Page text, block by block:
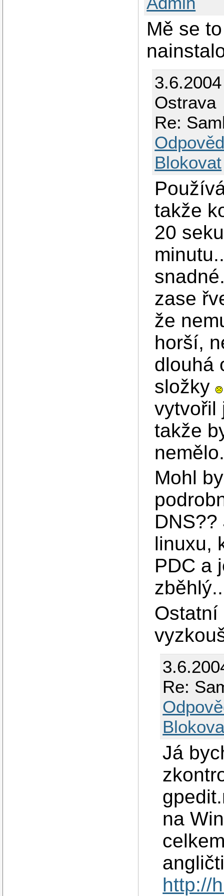
Mě se
Ostrava
Re:
Blokovat
takže
20
zase
že
horší,
dlouhá
složky
vytvořil
takže
Mohl
linuxu,
PDC a
Ostatní
Re:
Já
na
http://